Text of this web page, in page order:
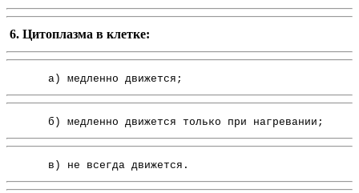
6. Цитоплазма в клетке:
а) медленно движется;
б) медленно движется только при нагревании;
в) не всегда движется.